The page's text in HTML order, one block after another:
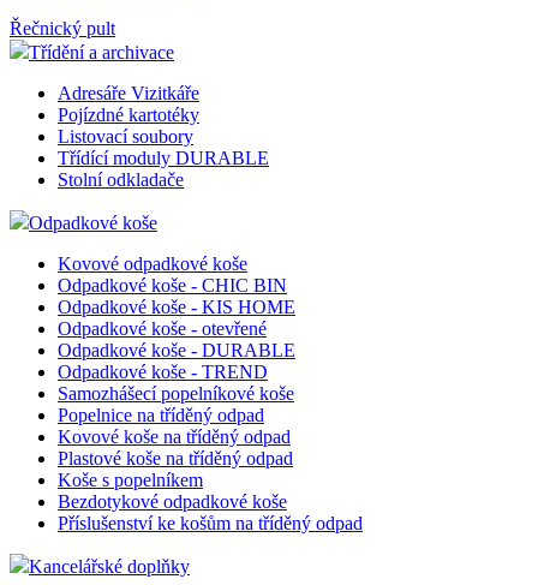
Řečnický pult
Třídění a archivace
Adresáře Vizitkáře
Pojízdné kartotéky
Listovací soubory
Třídící moduly DURABLE
Stolní odkladače
Odpadkové koše
Kovové odpadkové koše
Odpadkové koše - CHIC BIN
Odpadkové koše - KIS HOME
Odpadkové koše - otevřené
Odpadkové koše - DURABLE
Odpadkové koše - TREND
Samozhášecí popelníkové koše
Popelnice na tříděný odpad
Kovové koše na tříděný odpad
Plastové koše na tříděný odpad
Koše s popelníkem
Bezdotykové odpadkové koše
Příslušenství ke košům na tříděný odpad
Kancelářské doplňky